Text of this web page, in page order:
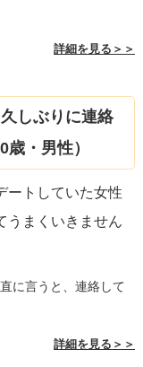
詳細を見る＞＞
しぶりに連絡
・男性）
ートしていた女性
うまくいきません
に言うと、連絡して
詳細を見る＞＞